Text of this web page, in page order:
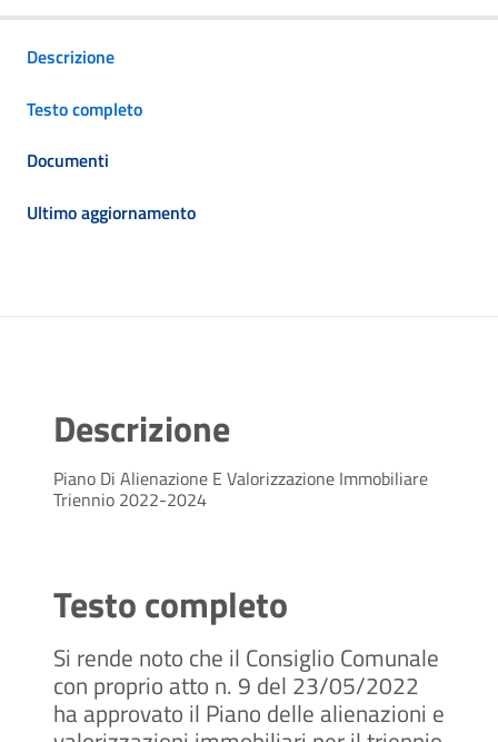
Descrizione
Testo completo
Documenti
Ultimo aggiornamento
Descrizione
Piano Di Alienazione E Valorizzazione Immobiliare
Triennio 2022-2024
Testo completo
Si rende noto che il Consiglio Comunale
con proprio atto n. 9 del 23/05/2022
ha approvato il Piano delle alienazioni e